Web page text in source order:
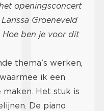
openingsconcert
Groeneveld
Hoe ben je voor dit
thema’s werken,
ik een
Het stuk is
De piano